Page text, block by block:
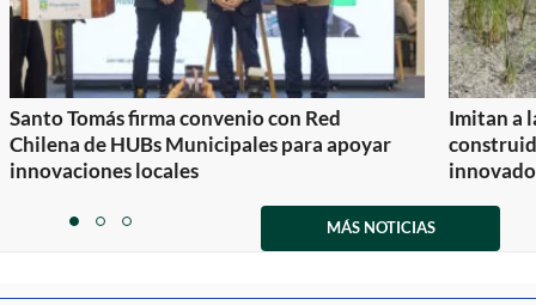
Santo Tomás firma convenio con Red
Chilena de HUBs Municipales para apoyar
innovaciones locales
Imitan a
itemitemitem
MÁS NOTICIAS